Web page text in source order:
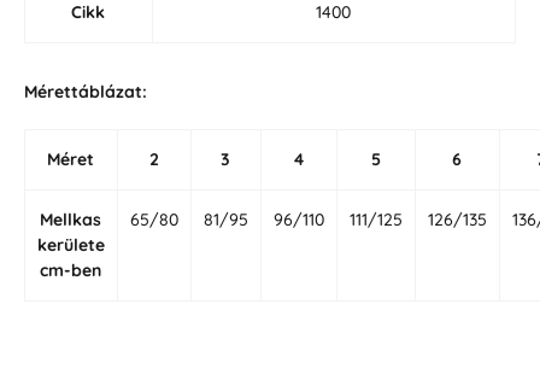
Cikk 1400
Mérettáblázat:
Méret 2 3 4 5 6
Mellkas
kerülete
cm-ben
65/80 81/95 96/110 111/125 126/135